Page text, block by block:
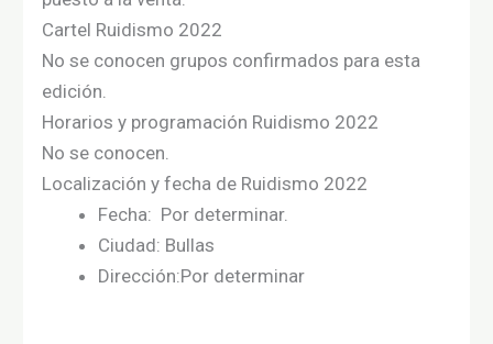
Cartel Ruidismo 2022
No se conocen grupos confirmados para esta
edición.
Horarios y programación Ruidismo 2022
No se conocen.
Localización y fecha de Ruidismo 2022
Fecha: Por determinar.
Ciudad: Bullas
Dirección:Por determinar